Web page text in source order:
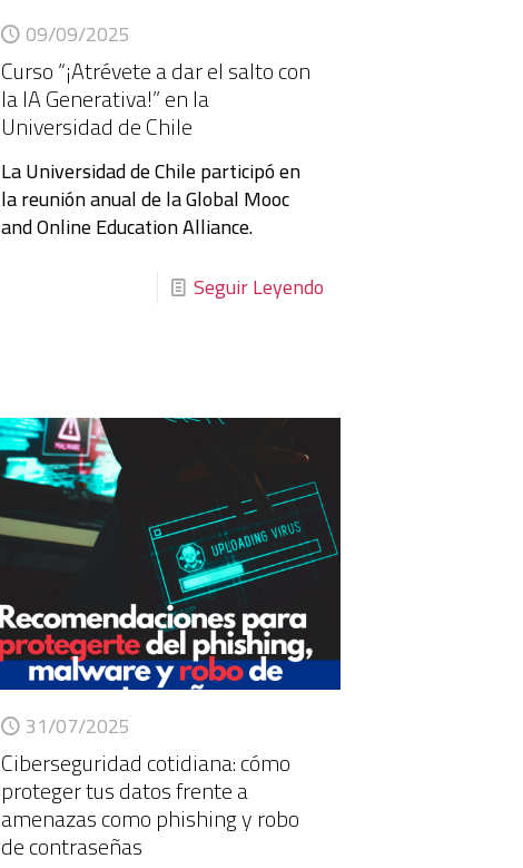
09/09/2025
Curso “¡Atrévete a dar el salto con
la IA Generativa!” en la
Universidad de Chile
La Universidad de Chile participó en
la reunión anual de la Global Mooc
and Online Education Alliance.
Seguir Leyendo
31/07/2025
Ciberseguridad cotidiana: cómo
proteger tus datos frente a
amenazas como phishing y robo
de contraseñas